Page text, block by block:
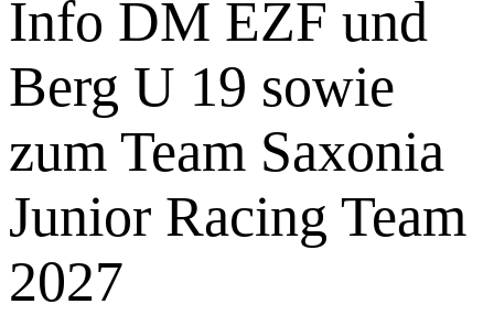
Info DM EZF und
Berg U 19 sowie
zum Team Saxonia
Junior Racing Team
2027